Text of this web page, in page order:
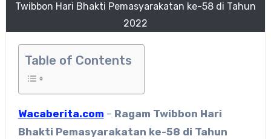
Twibbon Hari Bhakti Pemasyarakatan ke-58 di Tahun
2022
Table of Contents
Wacaberita.com – Ragam Twibbon Hari
Bhakti Pemasyarakatan ke-58 di Tahun